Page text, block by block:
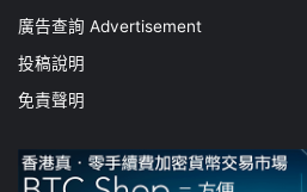
廣告查詢 Advertisement
投稿說明
免責聲明